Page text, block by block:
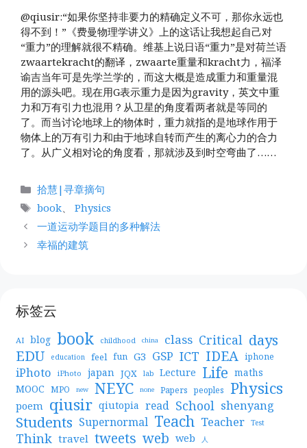
@qiusir:“如果你坚持非要力的精确定义不可，那你永远也
得不到！”《费曼物理学讲义》上的这话让我想起自己对
“重力”的理解就很不精确。维基上说日语“重力”是对荷兰语
zwaartekracht的翻译，zwaarte重量和kracht力，福泽
谕吉当年可是先学兰学的，而这大概是造成重力和重量混
用的源头吧。现在用G表示重力是因为gravity，英文中重
力和万有引力也混用？从卫星的角度看两者就是等同的
了。而当讨论地球上的物体时，重力就指的是地球作用于
物体上的万有引力和由于地球自转而产生的离心力的合力
了。从广义相对论的角度看，那就涉及到时空弯曲了……
分
类
拾慧|寻章摘句
标
book
Physics
一道运动学题目的多种解法
幸福的建筑
标签云
AI blog book childhood china class Critical days
EDU education feel fun G3 GSP ICT IDEA iphone
iPhoto iPhoto japan JQX lab Lecture Life maths
MOOC MPO new NEYC none Papers peoples Physics
poem qiusir qiutopia read School shenyang
Students Supernormal Teach Teacher Test
Think travel tweets web web 人